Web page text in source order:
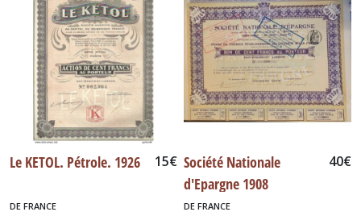
Le KETOL. Pétrole. 1926 15€
DE FRANCE
Société Nationale
d'Epargne 1908
40€
DE FRANCE